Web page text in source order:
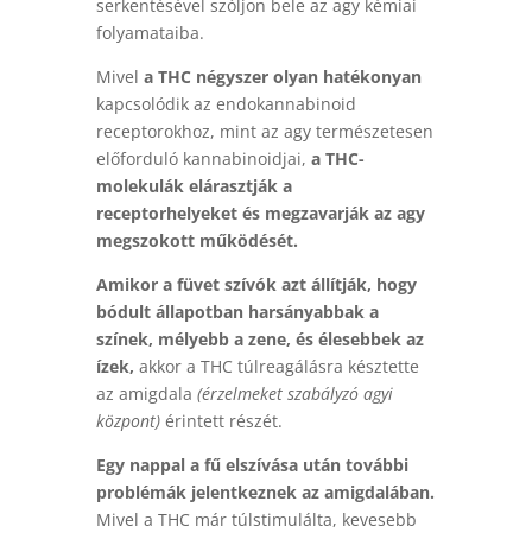
serkentésével szóljon bele az agy kémiai
folyamataiba.
Mivel a THC négyszer olyan hatékonyan
kapcsolódik az endokannabinoid
receptorokhoz, mint az agy természetesen
előforduló kannabinoidjai, a THC-
molekulák elárasztják a
receptorhelyeket és megzavarják az agy
megszokott működését.
Amikor a füvet szívók azt állítják, hogy
bódult állapotban harsányabbak a
színek, mélyebb a zene, és élesebbek az
ízek, akkor a THC túlreagálásra késztette
az amigdala (érzelmeket szabályzó agyi
központ)érintett részét.
Egy nappal a fű elszívása után további
problémák jelentkeznek az amigdalában.
Mivel a THC már túlstimulálta, kevesebb